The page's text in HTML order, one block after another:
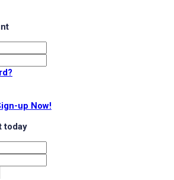
up Now!
today